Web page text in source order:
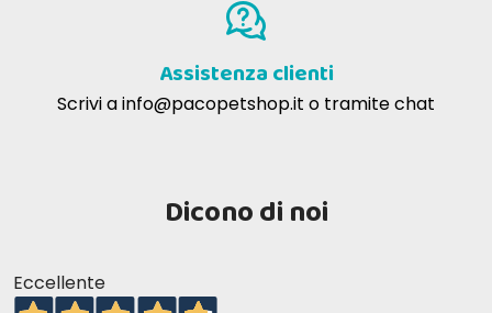
Assistenza clienti
Scrivi ainfo@pacopetshop.it o tramite chat
Dicono di noi
Eccellente